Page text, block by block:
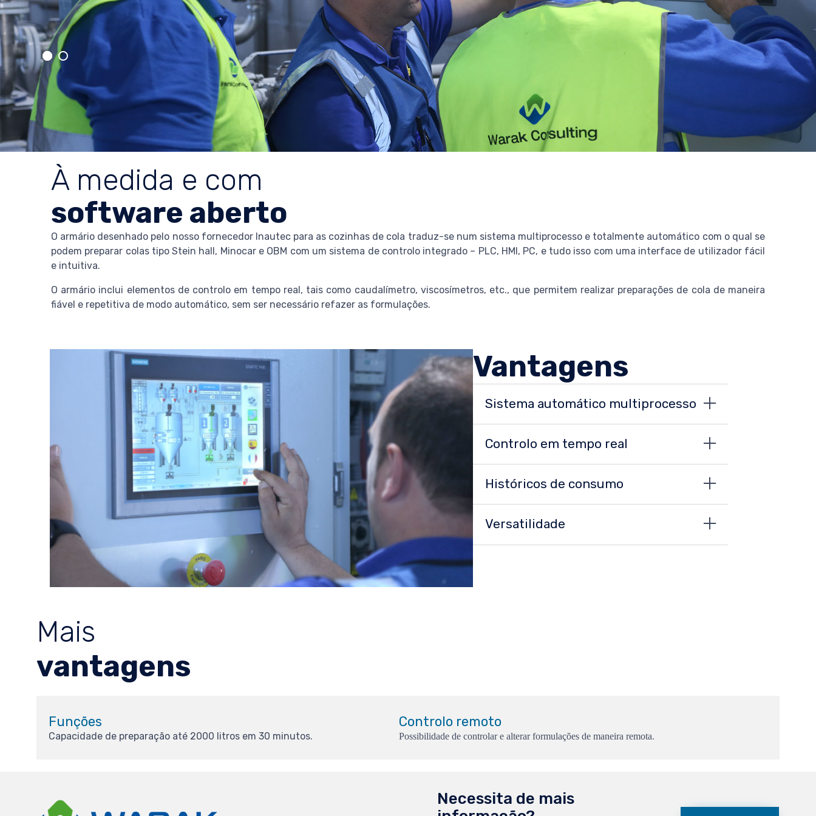
À medida e com
software aberto
O armário desenhado pelo nosso fornecedor Inautec para as cozinhas de cola traduz-se num sistema multiprocesso e totalmente automático com o qual se
podem preparar colas tipo Stein hall, Minocar e OBM com um sistema de controlo integrado – PLC, HMI, PC, e tudo isso com uma interface de utilizador fácil
e intuitiva.
O armário inclui elementos de controlo em tempo real, tais como caudalímetro, viscosímetros, etc., que permitem realizar preparações de cola de maneira
fiável e repetitiva de modo automático, sem ser necessário refazer as formulações.
Vantagens
Sistema automático multiprocesso
Controlo em tempo real
Históricos de consumo
Versatilidade
Mais
vantagens
Funções
Capacidade de preparação até 2000 litros em 30 minutos.
Controlo remoto
Possibilidade de controlar e alterar formulações de maneira remota.
Necessita de mais